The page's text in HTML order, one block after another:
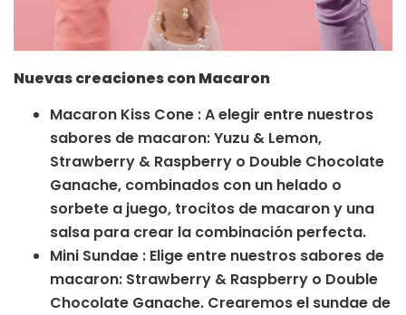
Nuevas creaciones con Macaron
Macaron Kiss Cone : A elegir entre nuestros
sabores de macaron: Yuzu & Lemon,
Strawberry & Raspberry o Double Chocolate
Ganache, combinados con un helado o
sorbete a juego, trocitos de macaron y una
salsa para crear la combinación perfecta.
Mini Sundae : Elige entre nuestros sabores de
macaron: Strawberry & Raspberry o Double
Chocolate Ganache. Crearemos el sundae de